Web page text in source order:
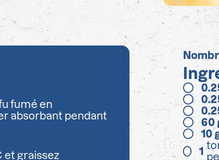
fumé en
absorbant pendant
et graissez
60
10
1